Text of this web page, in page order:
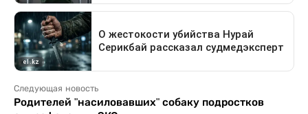
Следующая новость
Родителей "насиловавших" собаку подростков